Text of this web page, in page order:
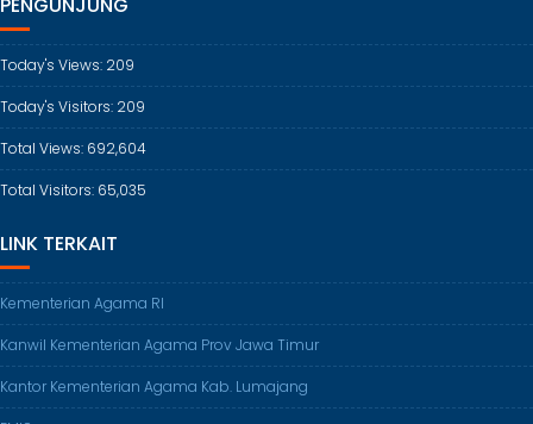
PENGUNJUNG
Today's Views: 209
Today's Visitors: 209
Total Views: 692,604
Total Visitors: 65,035
LINK TERKAIT
Kementerian Agama RI
Kanwil Kementerian Agama Prov Jawa Timur
Kantor Kementerian Agama Kab. Lumajang